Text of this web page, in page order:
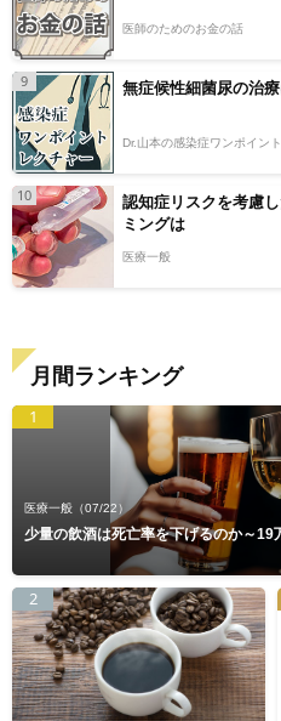
医師のためのお金の話
9 無症候性細菌尿の治
Dr.山本の感染症ワンポイン
10
認知症リスクを考慮
ミングは
医療一般
月間ランキング
1
医療一般 （07/22）
少量の飲酒は死亡率を下げるのか～19
2